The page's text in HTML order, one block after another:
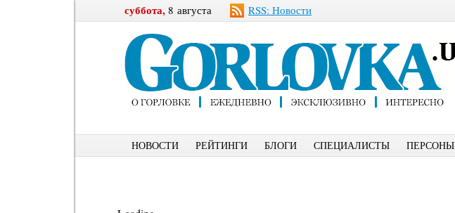
суббота, 8 августа RSS: Новости
НОВОСТИ РЕЙТИНГИ БЛОГИ СПЕЦИАЛИСТЫ ПЕРСОНЫ